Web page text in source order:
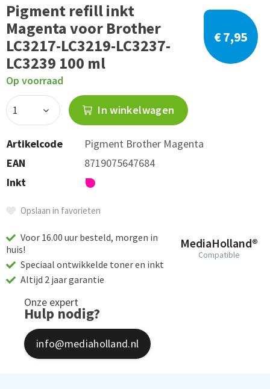
Pigment refill inkt
Magenta voor Brother
LC3217-LC3219-LC3237-
LC3239 100 ml
€ 7,95
Op voorraad
In winkelwagen
Artikelcode
Pigment Brother Magenta
EAN
8719075647684
Inkt
Opslaan in favorieten
MediaHolland®
Compatible
Voor 16.00 uur besteld, morgen in
huis!
Speciaal ontwikkelde toner en inkt
Altijd 2 jaar garantie
Onze expert
Hulp nodig?
info@mediaholland.nl